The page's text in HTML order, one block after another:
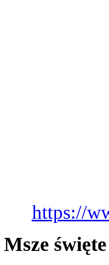
https://
Msze święte